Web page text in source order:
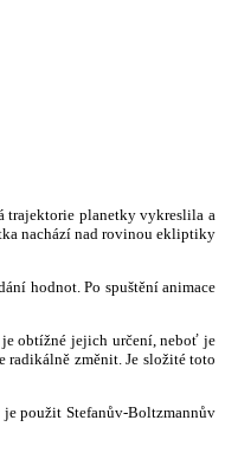
trajektorie planetky vykreslila a
nachází nad rovinou ekliptiky
hodnot. Po spuštění animace
je obtížné jejich určení, neboť je
radikálně změnit. Je složité toto
použit Stefanův-Boltzmannův